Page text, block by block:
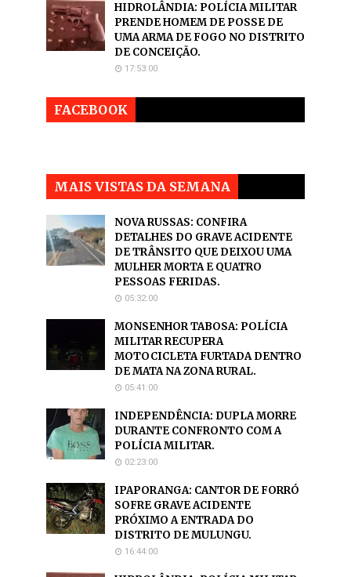
HIDROLÂNDIA: POLÍCIA MILITAR
PRENDE HOMEM DE POSSE DE
UMA ARMA DE FOGO NO DISTRITO
DE CONCEIÇÃO.
17:53:00
FACEBOOK
MAIS VISTAS DA SEMANA
NOVA RUSSAS: CONFIRA
DETALHES DO GRAVE ACIDENTE
DE TRÂNSITO QUE DEIXOU UMA
MULHER MORTA E QUATRO
PESSOAS FERIDAS.
05:32:00
MONSENHOR TABOSA: POLÍCIA
MILITAR RECUPERA
MOTOCICLETA FURTADA DENTRO
DE MATA NA ZONA RURAL.
05:41:00
INDEPENDÊNCIA: DUPLA MORRE
DURANTE CONFRONTO COM A
POLÍCIA MILITAR.
02:23:00
IPAPORANGA: CANTOR DE FORRÓ
SOFRE GRAVE ACIDENTE
PRÓXIMO A ENTRADA DO
DISTRITO DE MULUNGU.
16:44:00